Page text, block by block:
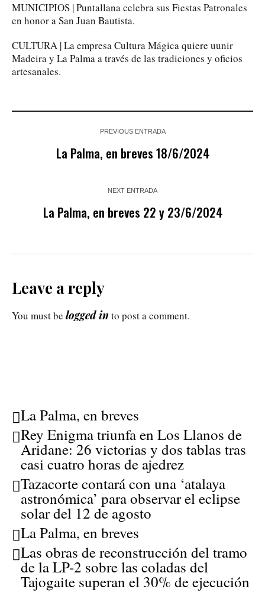
MUNICIPIOS | Puntallana celebra sus Fiestas Patronales
en honor a San Juan Bautista.
CULTURA | La empresa Cultura Mágica quiere uunir
Madeira y La Palma a través de las tradiciones y oficios
artesanales.
PREVIOUS ENTRADA
La Palma, en breves 18/6/2024
NEXT ENTRADA
La Palma, en breves 22 y 23/6/2024
Leave a reply
You must be logged in to post a comment.
La Palma, en breves
Rey Enigma triunfa en Los Llanos de
Aridane: 26 victorias y dos tablas tras
casi cuatro horas de ajedrez
Tazacorte contará con una ‘atalaya
astronómica’ para observar el eclipse
solar del 12 de agosto
La Palma, en breves
Las obras de reconstrucción del tramo
de la LP-2 sobre las coladas del
Tajogaite superan el 30% de ejecución